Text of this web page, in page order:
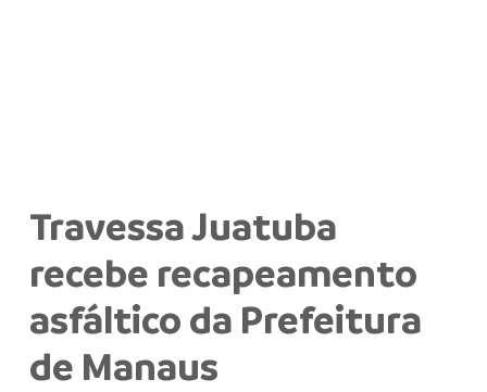
Travessa Juatuba
recebe recapeamento
asfáltico da Prefeitura
de Manaus